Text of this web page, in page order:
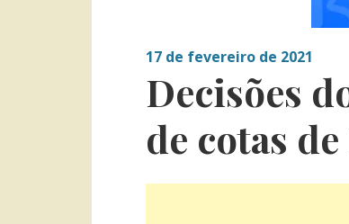
17 de fevereiro de 2021
Decisões
de cotas